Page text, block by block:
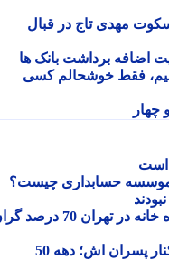
مهدی تاج در قبال
برداشت بانک ها
فقط خوشحالم کسی
حسابداری چیست؟
خبر تلخ برای مستاجران تهرانی ؛ اجاره خانه در تهران 70 درصد گران
اش؛ دهه 50